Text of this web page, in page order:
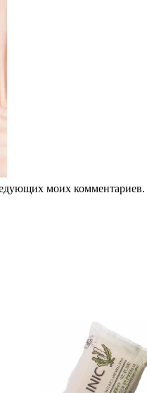
моих комментариев.